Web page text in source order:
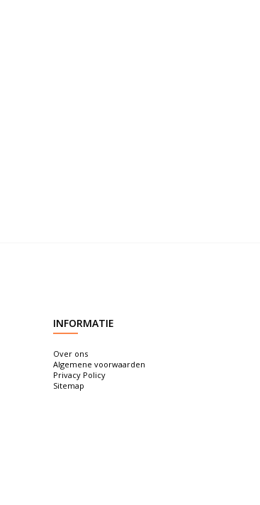
INFORMATIE
Over ons
Algemene voorwaarden
Privacy Policy
Sitemap